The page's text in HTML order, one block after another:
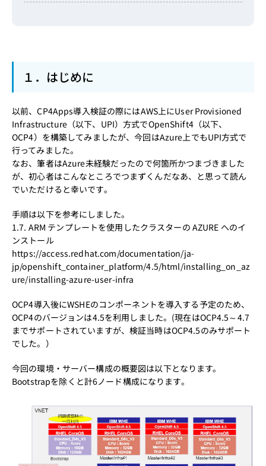
１．はじめに
以前、CP4Apps導入検証の際にはAWS上にUser Provisioned
Infrastructure（以下、UPI）方式でOpenShift4（以下、
OCP4）を構築してみましたが、今回はAzure上でもUPI方式で
行ってみました。
なお、筆者はAzure未経験だったので何箇所かつまづきました
が、初心者はこんなところでつまずくんだなあ、と思って読ん
でいただけると幸いです。
手順は以下を参考にしました。
1.7. ARM テンプレートを使用したクラスターの AZURE へのイ
ンストール
https://access.redhat.com/documentation/ja-
jp/openshift_container_platform/4.5/html/installing_on_az
ure/installing-azure-user-infra
OCP4導入後にWSHEのコンポーネントを導入する予定のため、
OCP4のバージョンは4.5を利用しました。(現在はOCP4.5～4.7
までサポートされていますが、検証当時はOCP4.5のみサポート
でした。）
今回の環境・サーバー構成の概要図は以下となります。
Bootstrapを除くと計6ノード構成になります。